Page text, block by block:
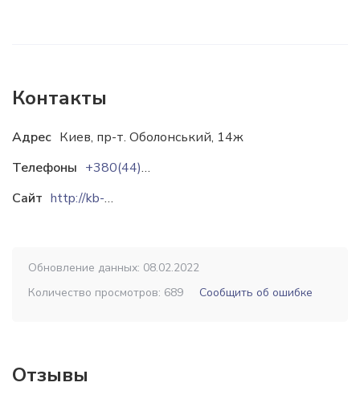
Контакты
Адрес Киев, пр-т. Оболонський, 14ж
Телефоны
+380(44)5393335
Сайт
http://kb-doroshenko.derevo.ua
Обновление данных: 08.02.2022
Количество просмотров: 689
Сообщить об ошибке
Отзывы